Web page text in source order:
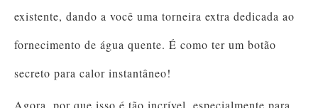
existente, dando a você uma torneira extra dedicada ao
fornecimento de água quente. É como ter um botão
secreto para calor instantâneo!
Agora, por que isso é tão incrível, especialmente para